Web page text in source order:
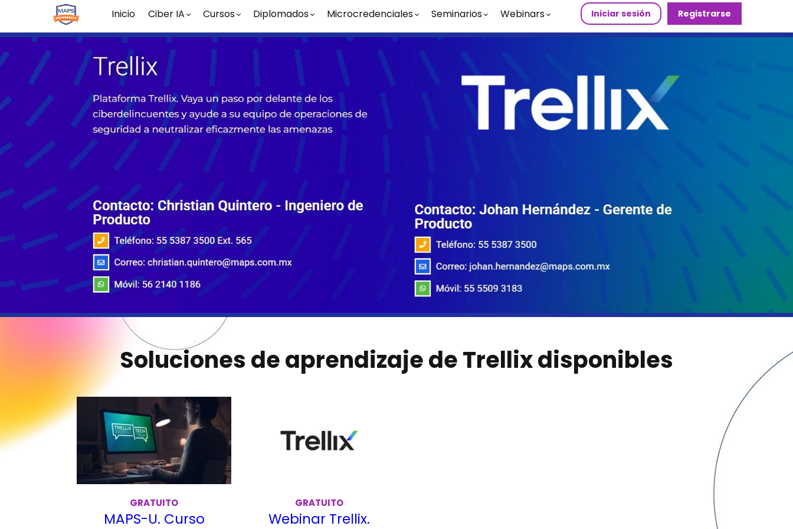
Inicio Ciber IA Cursos Diplomados Microcredenciales Seminarios Webinars Iniciar sesión Registrarse
Soluciones de aprendizaje de Trellix disponibles
GRATUITO
MAPS-U. Curso
GRATUITO
Webinar Trellix.